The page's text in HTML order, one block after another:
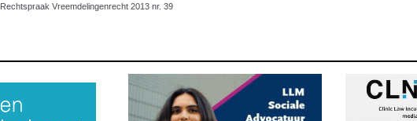
Rechtspraak Vreemdelingenrecht 2013 nr. 39